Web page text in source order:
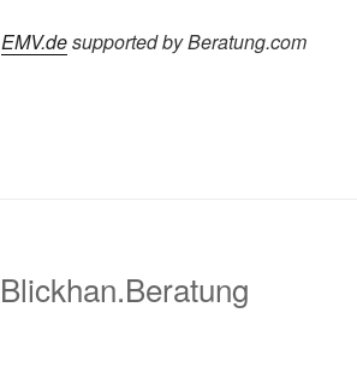
EMV.desupported by Beratung.com
Blickhan.Beratung